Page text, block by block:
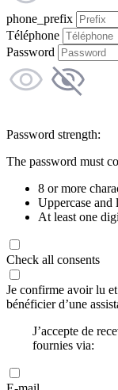
phone_prefix
Téléphone
Password
Password strength:
The password must
8 or more
Uppercase and
At least one
Check all consents
Je confirme avoir lu
bénéficier d’une
J’accepte de
fournies via: